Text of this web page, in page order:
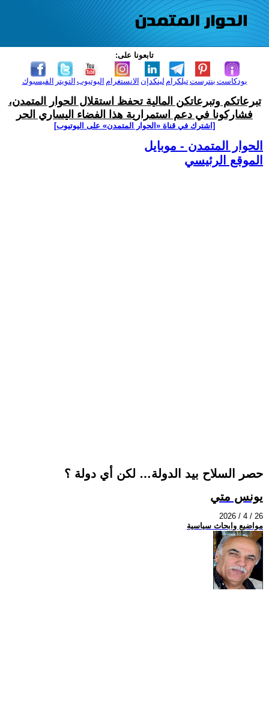
تابعونا على:
الفيسبوك التويتر اليوتيوب الانستغرام لينكدإن تيلكرامبنترست بودكاست
تبرعاتكم وتبرعاتكن المالية تحفظ استقلال الحوار المتمدن،
فشاركونا في دعم استمرارية هذا الفضاء اليساري الحر
[اشترك في قناة ‫«الحوار المتمدن» على اليوتيوب]
الحوار المتمدن - موبايل
الموقع الرئيسي
حصر السلاح بيد الدولة… لكن أي دولة ؟
يونس متي
2026 / 4 / 26
مواضيع وابحاث سياسية